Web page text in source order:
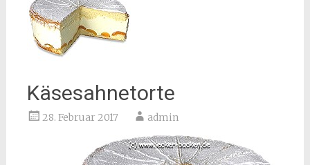
Käsesahnetorte
28. Februar 2017 admin